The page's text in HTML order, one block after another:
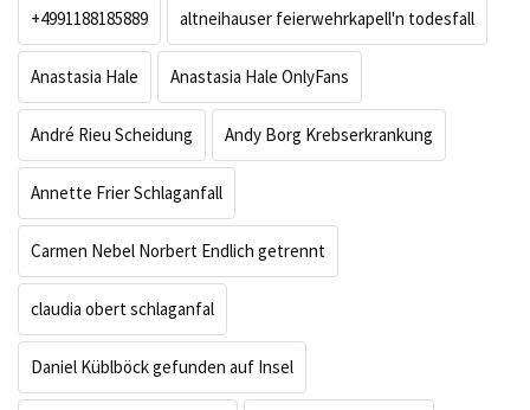
+4991188185889 altneihauser feierwehrkapell'n todesfall
Anastasia Hale Anastasia Hale OnlyFans
André Rieu Scheidung Andy Borg Krebserkrankung
Annette Frier Schlaganfall
Carmen Nebel Norbert Endlich getrennt
claudia obert schlaganfal
Daniel Küblböck gefunden auf Insel